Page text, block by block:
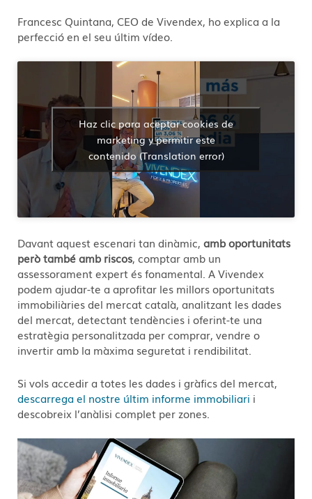
Francesc Quintana, CEO de Vivendex, ho explica a la
perfecció en el seu últim vídeo.
Haz clic para aceptar cookies de
marketing y permitir este
contenido (Translation error)
Davant aquest escenari tan dinàmic, amb oportunitats
però també amb riscos, comptar amb un
assessorament expert és fonamental. A Vivendex
podem ajudar-te a aprofitar les millors oportunitats
immobiliàries del mercat català, analitzant les dades
del mercat, detectant tendències i oferint-te una
estratègia personalitzada per comprar, vendre o
invertir amb la màxima seguretat i rendibilitat.
Si vols accedir a totes les dades i gràfics del mercat,
descarrega el nostre últim informe immobiliari i
descobreix l’anàlisi complet per zones.